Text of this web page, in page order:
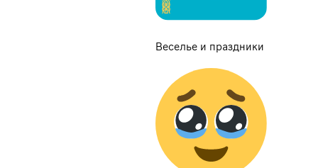
Веселье и праздники